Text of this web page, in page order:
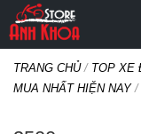
TRANG CHỦ/ TOP XE
MUA NHẤT HIỆN NAY/